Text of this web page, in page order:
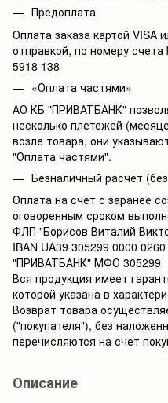
Предоплата
Оплата заказа картой VISA
отправкой, по номеру
5918 138
«Оплата частями»
АО КБ "ПРИВАТБАНК"
несколько плетежей
возле товара, они
"Оплата частями".
Безналичный расчет
Оплата на счет с заранее
оговоренным сроком
ФЛП "Борисов Виталий
IBAN UA39 305299 0000
"ПРИВАТБАНК" МФО 305299
Вся продукция имеет
которой указана в
Возврат товара
("покупателя"), без
перечисляются на счет
Описание